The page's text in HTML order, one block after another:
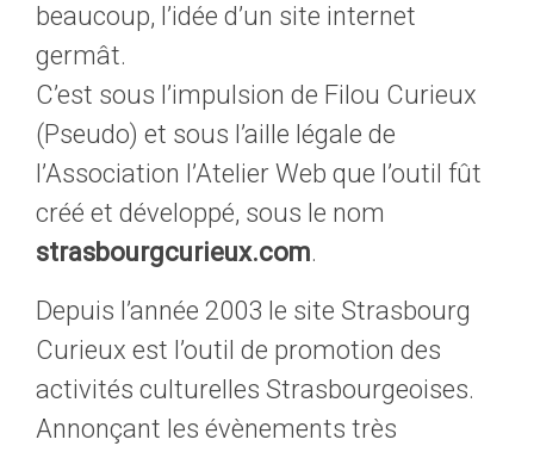
beaucoup, l’idée d’un site internet
germât.
C’est sous l’impulsion de Filou Curieux
(Pseudo) et sous l’aille légale de
l’Association l’Atelier Web que l’outil fût
créé et développé, sous le nom
strasbourgcurieux.com.
Depuis l’année 2003 le site Strasbourg
Curieux est l’outil de promotion des
activités culturelles Strasbourgeoises.
Annonçant les évènements très